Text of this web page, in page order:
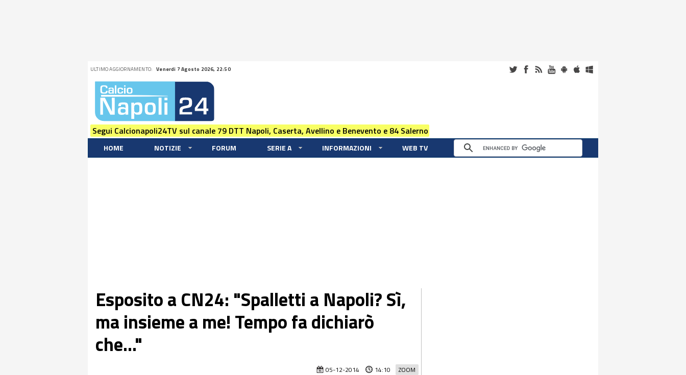
ULTIMO AGGIORNAMENTO: Venerdi 7 Agosto 2026, 22:50
Segui Calcionapoli24TV sul canale 79 DTT Napoli, Caserta, Avellino e Benevento e 84 Salerno
HOME NOTIZIE FORUM SERIE A INFORMAZIONI WEB TV
Esposito a CN24: "Spalletti a Napoli? Sì,
ma insieme a me! Tempo fa dichiarò
che..."
ZOOM
05-12-2014 14:10